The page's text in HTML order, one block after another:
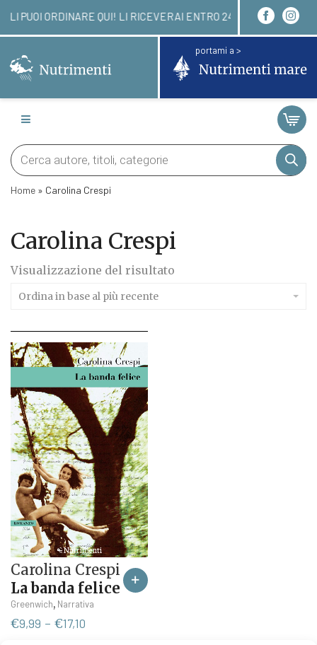
LI PUOI ORDINARE QUI! LI RICEVERAI
portami a >
Products
search
Home » Carolina Crespi
Carolina Crespi
Visualizzazione del risultato
Ordina in base al più recente
Carolina Crespi
La banda felice
Greenwich, Narrativa
€9,99 - €17,10